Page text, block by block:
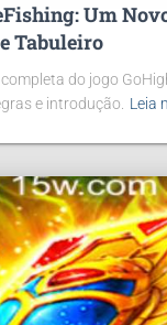
Um
Tabuleiro
do jogo
e introdução.
Leia